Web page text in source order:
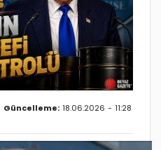
Güncelleme: 18.06.2026 - 11:28